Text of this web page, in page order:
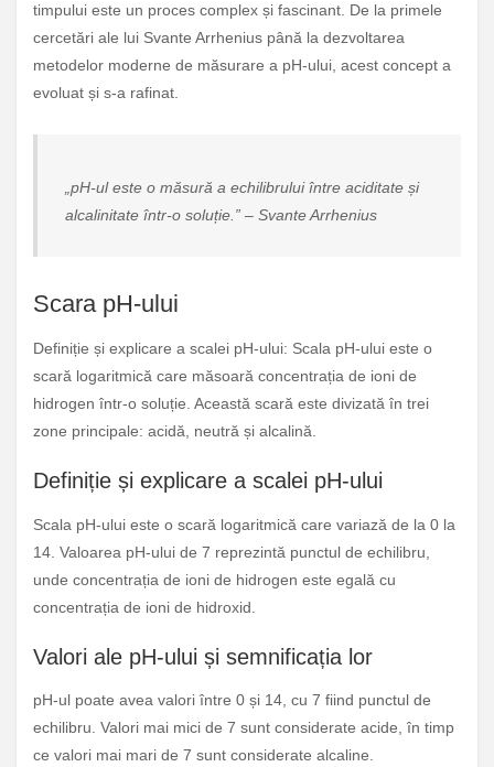
timpului este un proces complex și fascinant. De la primele
cercetări ale lui Svante Arrhenius până la dezvoltarea
metodelor moderne de măsurare a pH-ului, acest concept a
evoluat și s-a rafinat.
„pH-ul este o măsură a echilibrului între aciditate și
alcalinitate într-o soluție.” – Svante Arrhenius
Scara pH-ului
Definiție și explicare a scalei pH-ului: Scala pH-ului este o
scară logaritmică care măsoară concentrația de ioni de
hidrogen într-o soluție. Această scară este divizată în trei
zone principale: acidă, neutră și alcalină.
Definiție și explicare a scalei pH-ului
Scala pH-ului este o scară logaritmică care variază de la 0 la
14. Valoarea pH-ului de 7 reprezintă punctul de echilibru,
unde concentrația de ioni de hidrogen este egală cu
concentrația de ioni de hidroxid.
Valori ale pH-ului și semnificația lor
pH-ul poate avea valori între 0 și 14, cu 7 fiind punctul de
echilibru. Valori mai mici de 7 sunt considerate acide, în timp
ce valori mai mari de 7 sunt considerate alcaline.